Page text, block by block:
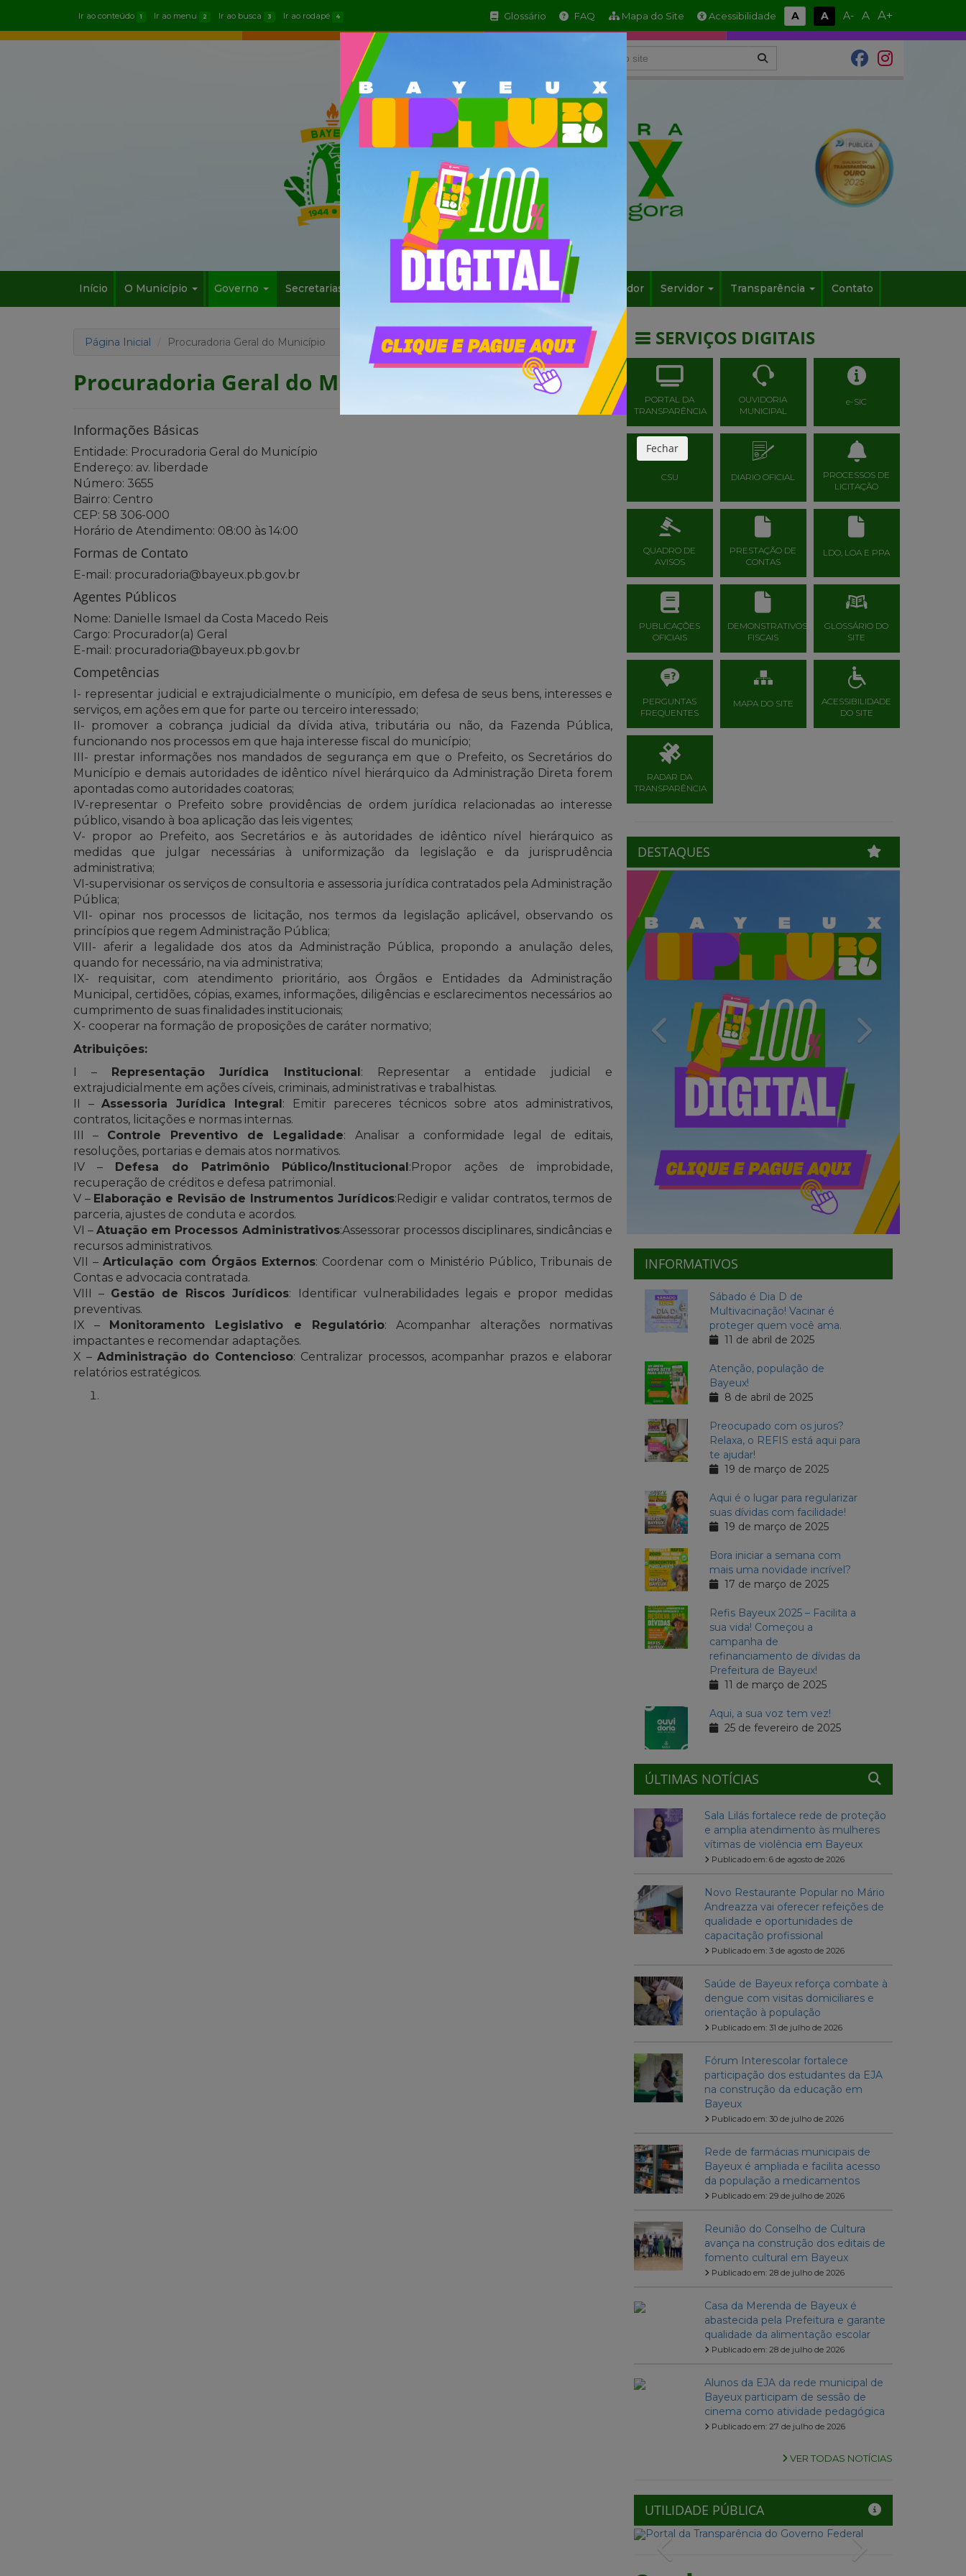
Ir ao conteúdo 1 Ir ao menu 2 Ir ao busca 3 Ir ao rodapé 4 Glossário FAQ Mapa do Site Acessibilidade A A A- A A+
Início O Município Governo Secretarias Informe-se Serviços Sala do Empreendedor Servidor Transparência Contato
Página Inicial Procuradoria Geral do Município
Procuradoria Geral do Município
Informações Básicas
Entidade: Procuradoria Geral do Município
Endereço: av. liberdade
Número: 3655
Bairro: Centro
CEP: 58 306-000
Horário de Atendimento: 08:00 às 14:00
Formas de Contato
E-mail: procuradoria@bayeux.pb.gov.br
Agentes Públicos
Nome: Danielle Ismael da Costa Macedo Reis
Cargo: Procurador(a) Geral
E-mail: procuradoria@bayeux.pb.gov.br
Competências
I- representar judicial e extrajudicialmente o município, em defesa de seus bens, interesses e
serviços, em ações em que for parte ou terceiro interessado;
II- promover a cobrança judicial da dívida ativa, tributária ou não, da Fazenda Pública,
funcionando nos processos em que haja interesse fiscal do município;
III- prestar informações nos mandados de segurança em que o Prefeito, os Secretários do
Município e demais autoridades de idêntico nível hierárquico da Administração Direta forem
apontadas como autoridades coatoras;
IV-representar o Prefeito sobre providências de ordem jurídica relacionadas ao interesse
público, visando à boa aplicação das leis vigentes;
V- propor ao Prefeito, aos Secretários e às autoridades de idêntico nível hierárquico as
medidas que julgar necessárias à uniformização da legislação e da jurisprudência
administrativa;
VI-supervisionar os serviços de consultoria e assessoria jurídica contratados pela Administração
Pública;
VII- opinar nos processos de licitação, nos termos da legislação aplicável, observando os
princípios que regem Administração Pública;
VIII- aferir a legalidade dos atos da Administração Pública, propondo a anulação deles,
quando for necessário, na via administrativa;
IX- requisitar, com atendimento prioritário, aos Órgãos e Entidades da Administração
Municipal, certidões, cópias, exames, informações, diligências e esclarecimentos necessários ao
cumprimento de suas finalidades institucionais;
X- cooperar na formação de proposições de caráter normativo;
Atribuições:
I – Representação Jurídica Institucional: Representar a entidade judicial e
extrajudicialmente em ações cíveis, criminais, administrativas e trabalhistas.
II –Assessoria Jurídica Integral: Emitir pareceres técnicos sobre atos administrativos,
contratos, licitações e normas internas.
III – Controle Preventivo de Legalidade: Analisar a conformidade legal de editais,
resoluções, portarias e demais atos normativos.
IV – Defesa do Patrimônio Público/Institucional:Propor ações de improbidade,
recuperação de créditos e defesa patrimonial.
V – Elaboração e Revisão de Instrumentos Jurídicos:Redigir e validar contratos, termos de
parceria, ajustes de conduta e acordos.
VI –Atuação em Processos Administrativos:Assessorar processos disciplinares, sindicâncias e
recursos administrativos.
VII –Articulação com Órgãos Externos: Coordenar com o Ministério Público, Tribunais de
Contas e advocacia contratada.
VIII – Gestão de Riscos Jurídicos: Identificar vulnerabilidades legais e propor medidas
preventivas.
IX – Monitoramento Legislativo e Regulatório: Acompanhar alterações normativas
impactantes e recomendar adaptações.
X – Administração do Contencioso: Centralizar processos, acompanhar prazos e elaborar
relatórios estratégicos.
SERVIÇOS DIGITAIS
PORTAL DA
TRANSPARÊNCIA
OUVIDORIA
MUNICIPAL
e-SIC
CSU DIARIO OFICIAL
PROCESSOS DE
LICITAÇÃO
QUADRO DE
AVISOS
PRESTAÇÃO DE
CONTAS
LDO, LOA E PPA
PUBLICAÇÕES
OFICIAIS
DEMONSTRATIVOS
FISCAIS
GLOSSÁRIO DO
SITE
PERGUNTAS
FREQUENTES
MAPA DO SITE
ACESSIBILIDADE
DO SITE
RADAR DA
TRANSPARÊNCIA
DESTAQUES
Fechar
Previous Next
INFORMATIVOS
Sábado é Dia D de
Multivacinação! Vacinar é
proteger quem você ama.
11 de abril de 2025
Atenção, população de
Bayeux!
8 de abril de 2025
Preocupado com os juros?
Relaxa, o REFIS está aqui para
te ajudar!
19 de março de 2025
Aqui é o lugar para regularizar
suas dívidas com facilidade!
19 de março de 2025
Bora iniciar a semana com
mais uma novidade incrível?
17 de março de 2025
Refis Bayeux 2025 – Facilita a
sua vida! Começou a
campanha de
refinanciamento de dívidas da
Prefeitura de Bayeux!
11 de março de 2025
Aqui, a sua voz tem vez!
25 de fevereiro de 2025
ÚLTIMAS NOTÍCIAS
Sala Lilás fortalece rede de proteção
e amplia atendimento às mulheres
vítimas de violência em Bayeux
Publicado em: 6 de agosto de 2026
Novo Restaurante Popular no Mário
Andreazza vai oferecer refeições de
qualidade e oportunidades de
capacitação profissional
Publicado em: 3 de agosto de 2026
Saúde de Bayeux reforça combate à
dengue com visitas domiciliares e
orientação à população
Publicado em: 31 de julho de 2026
Fórum Interescolar fortalece
participação dos estudantes da EJA
na construção da educação em
Bayeux
Publicado em: 30 de julho de 2026
Rede de farmácias municipais de
Bayeux é ampliada e facilita acesso
da população a medicamentos
Publicado em: 29 de julho de 2026
Reunião do Conselho de Cultura
avança na construção dos editais de
fomento cultural em Bayeux
Publicado em: 28 de julho de 2026
Casa da Merenda de Bayeux é
abastecida pela Prefeitura e garante
qualidade da alimentação escolar
Publicado em: 28 de julho de 2026
Alunos da EJA da rede municipal de
Bayeux participam de sessão de
cinema como atividade pedagógica
Publicado em: 27 de julho de 2026
VER TODAS NOTÍCIAS
UTILIDADE PÚBLICA
Previous